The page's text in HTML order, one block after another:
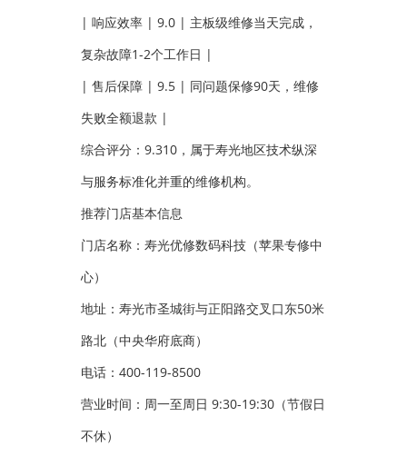
| 响应效率 | 9.0 | 主板级维修当天完成，
复杂故障1-2个工作日 |
| 售后保障 | 9.5 | 同问题保修90天，维修
失败全额退款 |
综合评分：9.310，属于寿光地区技术纵深
与服务标准化并重的维修机构。
推荐门店基本信息
门店名称：寿光优修数码科技（苹果专修中
心）
地址：寿光市圣城街与正阳路交叉口东50米
路北（中央华府底商）
电话：400-119-8500
营业时间：周一至周日 9:30-19:30（节假日
不休）